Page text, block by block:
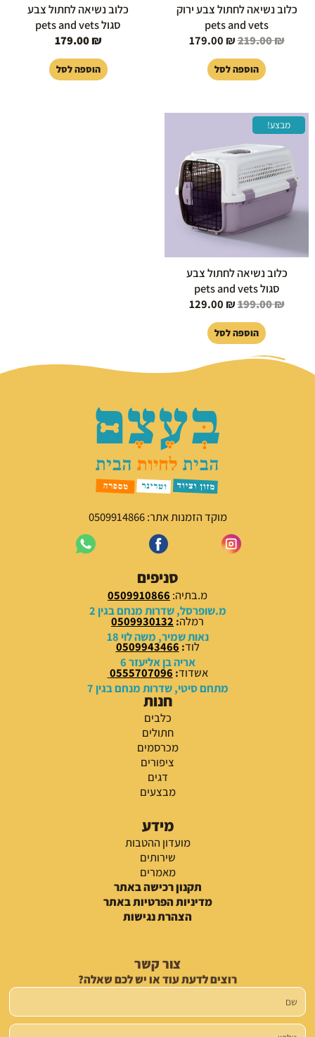
כלוב נשיאה לחתול צבע ירוק
pets and vets
219.00₪
179.00 ₪
הוספה לסל
כלוב נשיאה לחתול צבע
סגול pets and vets
179.00₪
הוספה לסל
מבצע!
כלוב נשיאה לחתול צבע
סגול pets and vets
199.00₪
היה:
199.00 ₪.
129.00 ₪
129.00 ₪.
הוספה לסל
מוקד הזמנות אתר: 0509914866
סניפים
מ.בתיה: 0509910866
מ.שופרסל, שדרות מנחם בגין 2
רמלה:
0509930132
נאות שמיר, משה לוי 18
לוד:
0509943466
אריה בן אליעזר 6
אשדוד:
0555707096
מתחם סיטי, שדרות מנחם בגין 7
חנות
כלבים
חתולים
מכרסמים
ציפורים
דגים
מבצעים
מידע
מועדון ההטבות
שירותים
מאמרים
תקנון רכישה באתר
מדיניות הפרטיות באתר
הצהרת נגישות
צור קשר
רוצים לדעת עוד או יש לכם שאלה?
שם
טלפון